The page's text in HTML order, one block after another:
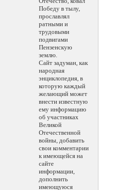
Победу в тылу,
прославлял
ратными и
трудовыми
подвигами
Пензенскую
землю.
Сайт задуман, как
народная
энциклопедия, в
которую каждый
желающий может
внести известную
ему информацию
об участниках
Великой
Отечественной
войны, добавить
свои комментарии
к имеющейся на
сайте
информации,
дополнить
имеющуюся